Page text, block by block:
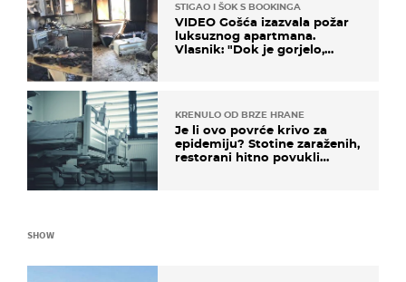
STIGAO I ŠOK S BOOKINGA
VIDEO Gošća izazvala požar
luksuznog apartmana.
Vlasnik: "Dok je gorjelo,
KRENULO OD BRZE HRANE
Je li ovo povrće krivo za
epidemiju? Stotine zaraženih,
restorani hitno povukli
SHOW